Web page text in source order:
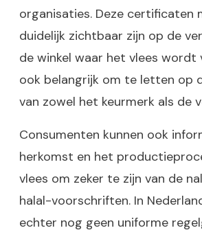
organisaties. Deze certificaten
duidelijk zichtbaar zijn op de
de winkel waar het vlees wordt
ook belangrijk om te letten op
van zowel het keurmerk als de
Consumenten kunnen ook
herkomst en het
vlees om zeker te zijn van de
halal-voorschriften. In
echter nog geen uniforme